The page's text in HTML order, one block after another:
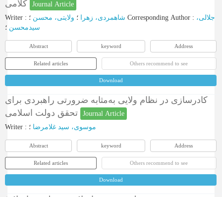
Journal Article
Writer : شاهمردی، زهرا ؛ ولایتی، محسن Corresponding Author : جلالی،
سیدمحسن ؛
Abstract keyword Address
Related articles Others recommend to see
Download
کادرسازی در نظام ولایی به‌مثابه ضرورتی راهبردی برای
Journal Article
Writer : موسوی، سید غلامرضا ؛
Abstract keyword Address
Related articles Others recommend to see
Download